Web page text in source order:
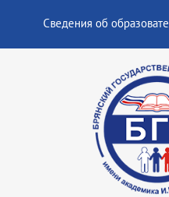
Сведения об